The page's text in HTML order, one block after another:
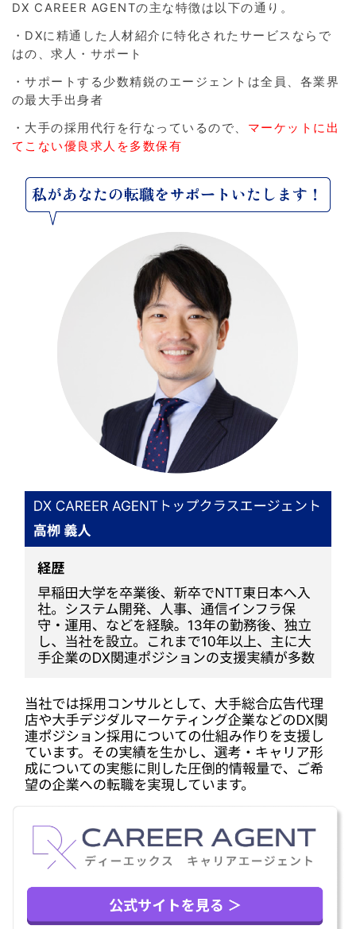
DX CAREER AGENTの主な特徴は以下の通り。
・DXに精通した人材紹介に特化されたサービスならで
はの、求人・サポート
・サポートする少数精鋭のエージェントは全員、各業界
の最大手出身者
・大手の採用代行を行なっているので、 マーケットに出
てこない優良求人を多数保有